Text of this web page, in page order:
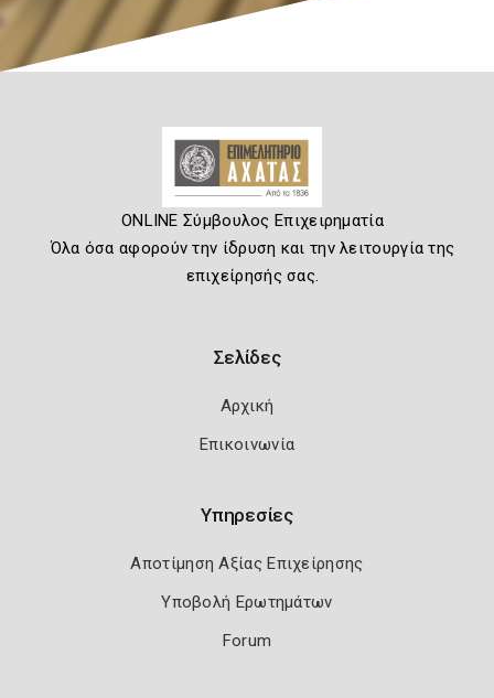
ONLINE Σύμβουλος Επιχειρηματία
Όλα όσα αφορούν την ίδρυση και την λειτουργία της
επιχείρησής σας.
Σελίδες
Αρχική
Επικοινωνία
Υπηρεσίες
Αποτίμηση Αξίας Επιχείρησης
Υποβολή Ερωτημάτων
Forum